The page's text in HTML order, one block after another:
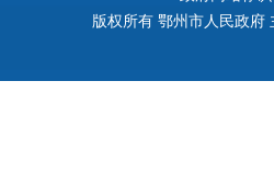
版权所有 鄂州市人民政府